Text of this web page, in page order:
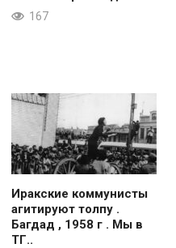
167
Иракские коммунисты
агитируют толпу .
Багдад , 1958 г . Мы в
ТГ..